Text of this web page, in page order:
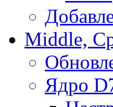
Middle,
Ядро